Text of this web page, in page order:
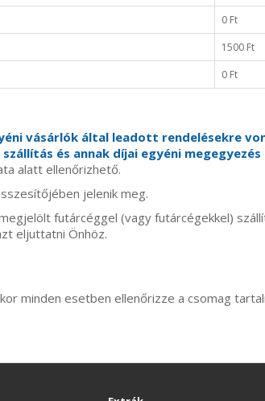
0 Ft
1500 Ft
0 Ft
vásárlók által leadott rendelésekre
és annak díjai egyéni
alatt ellenőrizhető.
jelenik meg.
futárcéggel (vagy futárcégekkel)
eljuttatni Önhöz.
minden esetben ellenőrizze a csomag